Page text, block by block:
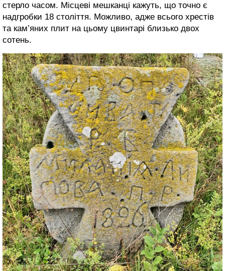
стерло часом. Місцеві мешканці кажуть, що точно є
надгробки 18 століття. Можливо, адже всього хрестів
та кам’яних плит на цьому цвинтарі близько двох
сотень.